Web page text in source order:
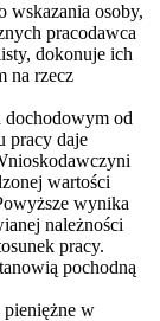
wskazania osoby,
pracodawca
dokonuje ich
na rzecz
dochodowym od
pracy daje
wartości
wynika
należności
pracy.
pochodną
w